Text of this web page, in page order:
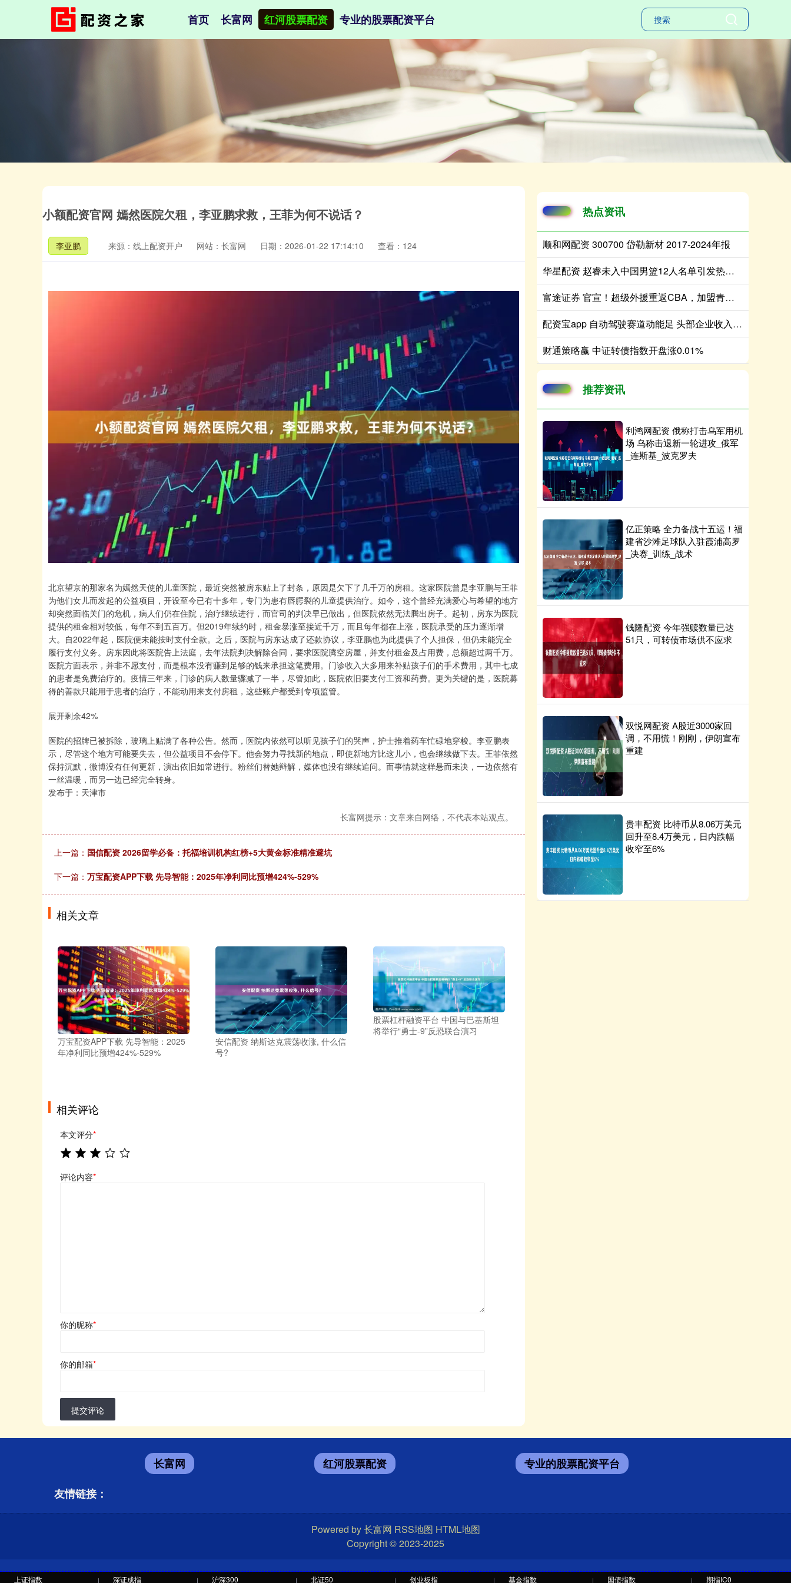
首页 长富网 红河股票配资 专业的股票配资平台
小额配资官网 嫣然医院欠租，李亚鹏求救，王菲为何不说话？
李亚鹏 来源：线上配资开户 网站：长富网 日期：2026-01-22 17:14:10 查看：124
北京望京的那家名为嫣然天使的儿童医院，最近突然被房东贴上了封条，原因是欠下了几千万的房租。这家医院曾是李亚鹏与王菲
为他们女儿而发起的公益项目，开设至今已有十多年，专门为患有唇腭裂的儿童提供治疗。如今，这个曾经充满爱心与希望的地方
却突然面临关门的危机，病人们仍在住院，治疗继续进行，而官司的判决早已做出，但医院依然无法腾出房子。起初，房东为医院
提供的租金相对较低，每年不到五百万。但2019年续约时，租金暴涨至接近千万，而且每年都在上涨，医院承受的压力逐渐增
大。自2022年起，医院便未能按时支付全款。之后，医院与房东达成了还款协议，李亚鹏也为此提供了个人担保，但仍未能完全
履行支付义务。房东因此将医院告上法庭，去年法院判决解除合同，要求医院腾空房屋，并支付租金及占用费，总额超过两千万。
医院方面表示，并非不愿支付，而是根本没有赚到足够的钱来承担这笔费用。门诊收入大多用来补贴孩子们的手术费用，其中七成
的患者是免费治疗的。疫情三年来，门诊的病人数量骤减了一半，尽管如此，医院依旧要支付工资和药费。更为关键的是，医院募
得的善款只能用于患者的治疗，不能动用来支付房租，这些账户都受到专项监管。
展开剩余42%
医院的招牌已被拆除，玻璃上贴满了各种公告。然而，医院内依然可以听见孩子们的哭声，护士推着药车忙碌地穿梭。李亚鹏表
示，尽管这个地方可能要失去，但公益项目不会停下。他会努力寻找新的地点，即使新地方比这儿小，也会继续做下去。王菲依然
保持沉默，微博没有任何更新，演出依旧如常进行。粉丝们替她辩解，媒体也没有继续追问。而事情就这样悬而未决，一边依然有
一丝温暖，而另一边已经完全转身。
发布于：天津市
长富网提示：文章来自网络，不代表本站观点。
上一篇： 国信配资 2026留学必备：托福培训机构红榜+5大黄金标准精准避坑
下一篇： 万宝配资APP下载 先导智能：2025年净利同比预增424%-529%
相关文章
万宝配资APP下载 先导智能：2025
年净利同比预增424%-529%
安信配资 纳斯达克震荡收涨, 什么信
号?
股票杠杆融资平台 中国与巴基斯坦
将举行“勇士-9”反恐联合演习
相关评论
本文评分*
评论内容*
你的昵称*
你的邮箱*
提交评论
热点资讯
顺和网配资 300700 岱勒新材 2017-2024年报
华星配资 赵睿未入中国男篮12人名单引发热议，是否为北京队刻意保留？
富途证券 官宣！超级外援重返CBA，加盟青岛男篮
配资宝app 自动驾驶赛道动能足 头部企业收入整体向好
财通策略赢 中证转债指数开盘涨0.01%
推荐资讯
利鸿网配资 俄称打击乌军用机
场 乌称击退新一轮进攻_俄军
_连斯基_波克罗夫
亿正策略 全力备战十五运！福
建省沙滩足球队入驻霞浦高罗
_决赛_训练_战术
钱隆配资 今年强赎数量已达
51只，可转债市场供不应求
双悦网配资 A股近3000家回
调，不用慌！刚刚，伊朗宣布
重建
贵丰配资 比特币从8.06万美元
回升至8.4万美元，日内跌幅
收窄至6%
上证指数 深证成指 沪深300 北证50 创业板指 基金指数 国债指数 期指IC0
长富网 红河股票配资
专业的股票配资平台
友情链接：
Powered by长富网 RSS地图 HTML地图
Copyright© 2023-2025